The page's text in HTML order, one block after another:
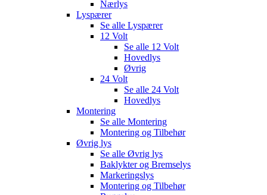
Nærlys
Lyspærer
Se alle Lyspærer
12 Volt
Se alle 12 Volt
Hovedlys
Øvrig
24 Volt
Se alle 24 Volt
Hovedlys
Montering
Se alle Montering
Montering og Tilbehør
Øvrig lys
Se alle Øvrig lys
Baklykter og Bremselys
Markeringslys
Montering og Tilbehør